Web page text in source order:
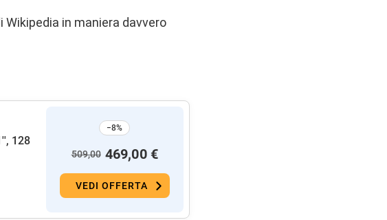
in maniera davvero
128
−8%
509,00 469,00 €
VEDI OFFERTA